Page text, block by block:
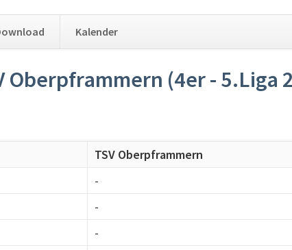
Kalender
Oberpframmern (4er - 5.Liga
TSV Oberpframmern
-
-
-